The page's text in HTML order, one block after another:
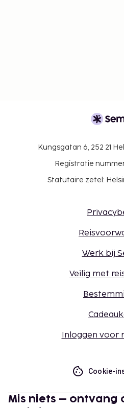
Kungsgatan 6, 252 21
Registratie
Statutaire zetel:
Werk bij
Veilig met
Inloggen voor
Cookie-
Mis niets – ontvang